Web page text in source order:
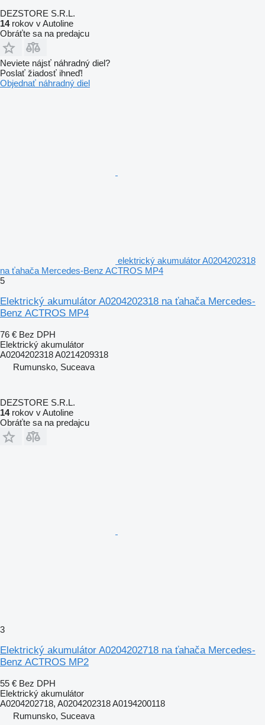
DEZSTORE S.R.L.
14rokov v Autoline
Obráťte sa na predajcu
Neviete nájsť náhradný diel?
Poslať žiadosť ihneď!
Objednať náhradný diel
elektrický akumulátor A0204202318
na ťahača Mercedes-Benz ACTROS MP4
5
Elektrický akumulátor A0204202318 na ťahača Mercedes-
Benz ACTROS MP4
76 € Bez DPH
Elektrický akumulátor
A0204202318 A0214209318
Rumunsko, Suceava
DEZSTORE S.R.L.
14rokov v Autoline
Obráťte sa na predajcu
3
Elektrický akumulátor A0204202718 na ťahača Mercedes-
Benz ACTROS MP2
55 € Bez DPH
Elektrický akumulátor
A0204202718, A0204202318 A0194200118
Rumunsko, Suceava